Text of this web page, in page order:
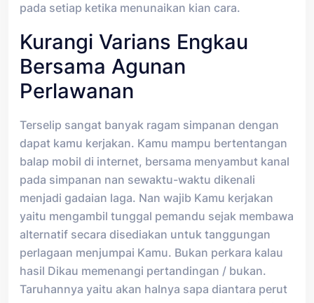
pada setiap ketika menunaikan kian cara.
Kurangi Varians Engkau
Bersama Agunan
Perlawanan
Terselip sangat banyak ragam simpanan dengan
dapat kamu kerjakan. Kamu mampu bertentangan
balap mobil di internet, bersama menyambut kanal
pada simpanan nan sewaktu-waktu dikenali
menjadi gadaian laga. Nan wajib Kamu kerjakan
yaitu mengambil tunggal pemandu sejak membawa
alternatif secara disediakan untuk tanggungan
perlagaan menjumpai Kamu. Bukan perkara kalau
hasil Dikau memenangi pertandingan / bukan.
Taruhannya yaitu akan halnya sapa diantara perut